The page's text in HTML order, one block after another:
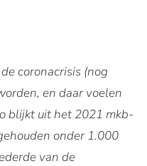
coronacrisis (nog
en daar voelen
blijkt uit het 2021 mkb-
onder 1.000
van de